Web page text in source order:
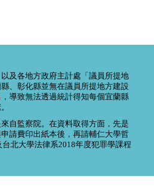
以及各地方政府主計處「議員所提地
、彰化縣並無在議員所提地方建設
導致無法透過統計得知每個宜蘭縣
自監察院。在資料取得方面，先是
請費印出紙本後，再請輔仁大學哲
北大學法律系2018年度犯罪學課程